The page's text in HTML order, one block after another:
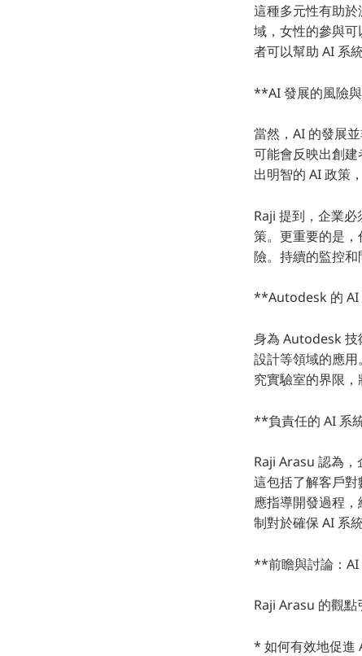
這種多元性有助
域，女性的參與
者可以幫助 AI 系
**AI 發展的風險
當然，AI 的發展
可能會反映出創
出明智的 AI 政策
Raji 提到，企業
策。更重要的是
險。持續的監控和
**Autodesk 的 AI
身為 Autodesk 技
設計等領域的應
究實驗室的界限
**負責任的 AI 系
Raji Arasu 認為，
這包括了解客戶
應指導開發過程
制對於確保 AI 系
**前瞻與討論：
Raji Arasu 的觀點
* 如何有效地促進